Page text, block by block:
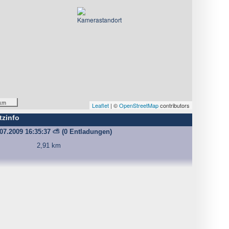
Leaflet | ©OpenStreetMapcontributors
16:35:37 ⛅ (0 Entladungen)
2,91 km